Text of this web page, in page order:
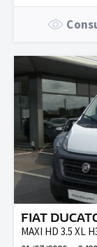
FIAT
MAXI HD 3.5 XL